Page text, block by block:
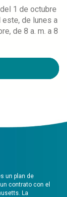
1 de octubre
este, de lunes a
de 8 a. m. a 8
un plan de
contrato con el
La